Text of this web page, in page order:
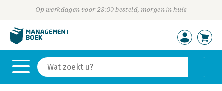
Op werkdagen voor 23:00 besteld, morgen in huis